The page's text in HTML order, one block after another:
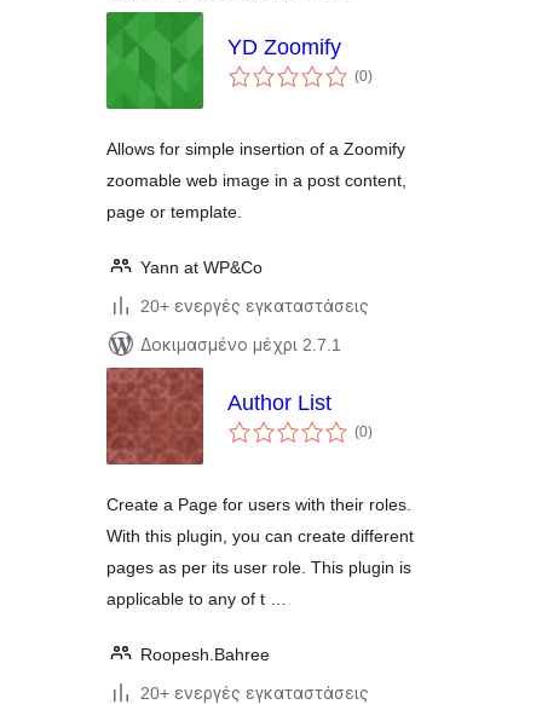
YD Zoomify
(0αξιολογήσεις
σύνολο
)
Allows for simple insertion of a Zoomify
zoomable web image in a post content,
page or template.
Yann at WP&Co
20+ ενεργές εγκαταστάσεις
Δοκιμασμένο μέχρι 2.7.1
Author List
(0αξιολογήσεις
σύνολο
)
Create a Page for users with their roles.
With this plugin, you can create different
pages as per its user role. This plugin is
applicable to any of t …
Roopesh.Bahree
20+ ενεργές εγκαταστάσεις